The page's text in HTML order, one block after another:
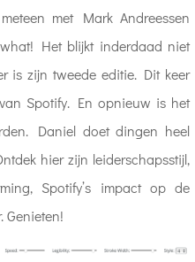
met Mark Andreessen
Het blijkt inderdaad niet
is zijn tweede editie. Dit keer
Spotify. En opnieuw is het
Daniel doet dingen heel
hier zijn leiderschapsstijl,
Spotify’s impact op de
Genieten!